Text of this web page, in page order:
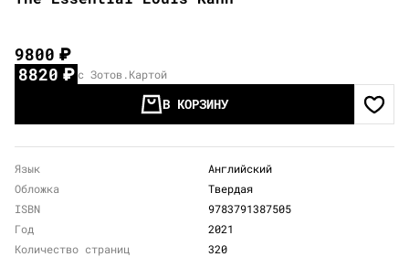
9800₽
8820₽ с Зотов.Картой
В КОРЗИНУ
Язык
Английский
Обложка
Твердая
ISBN
9783791387505
Год
2021
Количество страниц
320